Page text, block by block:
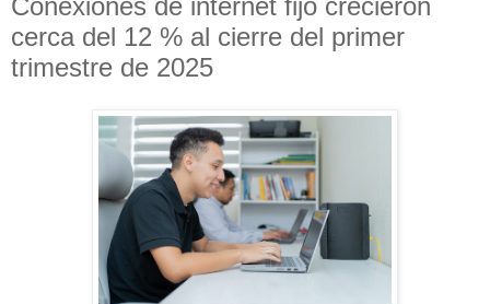
cerca del 12 % al cierre del primer
trimestre de 2025